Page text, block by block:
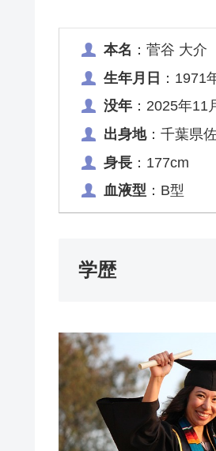
本名 ：菅谷 大介
生年月日 ：1971
没年 ：2025年11
出身地：千葉県
身長 ：177cm
血液型 ：B型
学歴